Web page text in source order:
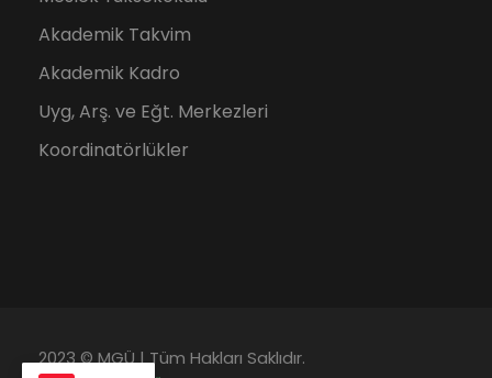
Akademik Takvim
Akademik Kadro
Uyg, Arş. ve Eğt. Merkezleri
Koordinatörlükler
2023 © MGÜ | Tüm Hakları Saklıdır.